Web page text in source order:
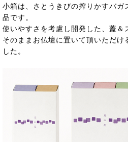
小箱は、さとうきびの搾りかすバガ
品です。
使いやすさを考慮し開発した、蓋＆
そのままお仏壇に置いて頂いただけ
した。